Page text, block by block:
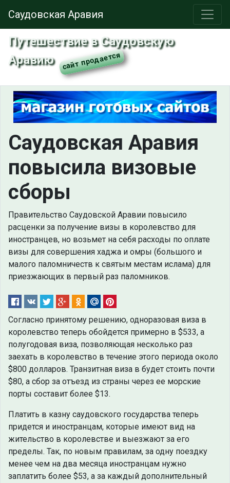
Саудовская Аравия
Путешествие в Саудовскую
Аравию
Саудовская Аравия
повысила визовые
сборы
Правительство Саудовской Аравии повысило
расценки за получение визы в королевство для
иностранцев, но возьмет на себя расходы по оплате
визы для совершения хаджа и омры (большого и
малого паломничеств к святым местам ислама) для
приезжающих в первый раз паломников.
Согласно принятому решению, одноразовая виза в
королевство теперь обойдется примерно в $533, а
полугодовая виза, позволяющая несколько раз
заехать в королевство в течение этого периода около
$800 долларов. Транзитная виза в будет стоить почти
$80, а сбор за отъезд из страны через ее морские
порты составит более $13.
Платить в казну саудовского государства теперь
придется и иностранцам, которые имеют вид на
жительство в королевстве и выезжают за его
пределы. Так, по новым правилам, за одну поездку
менее чем на два месяца иностранцам нужно
заплатить более $53, а за каждый дополнительный